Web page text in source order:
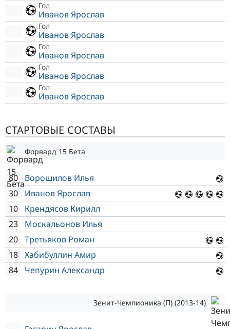
Гол
Иванов Ярослав
Гол
Иванов Ярослав
Гол
Иванов Ярослав
Гол
Иванов Ярослав
Гол
Иванов Ярослав
СТАРТОВЫЕ СОСТАВЫ
Форвард 15 Бета
80
Ворошилов Илья
30
Иванов Ярослав
10
Крендясов Кирилл
23
Москальонов Илья
20 Третьяков Роман
18 Хабибуллин Амир
84
Чепурин Александр
Зенит-Чемпионика (П) (2013-14)